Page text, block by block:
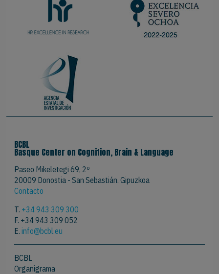
BCBL
Basque Center on Cognition, Brain & Language
Paseo Mikeletegi 69, 2º
20009 Donostia - San Sebastián. Gipuzkoa
Contacto
T. +34 943 309 300
F. +34 943 309 052
E.info@bcbl.eu
BCBL
Organigrama